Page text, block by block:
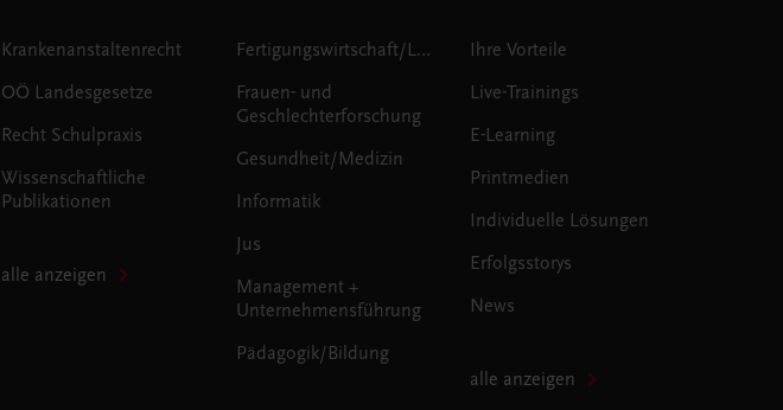
Krankenanstaltenrecht
OÖ Landesgesetze
Recht Schulpraxis
Wissenschaftliche
Publikationen
alle anzeigen
Fertigungswirtschaft/Logistik
Frauen- und
Geschlechterforschung
Gesundheit/Medizin
Informatik
Jus
Management +
Unternehmensführung
Pädagogik/Bildung
Ihre Vorteile
Live-Trainings
E-Learning
Printmedien
Individuelle Lösungen
Erfolgsstorys
News
alle anzeigen